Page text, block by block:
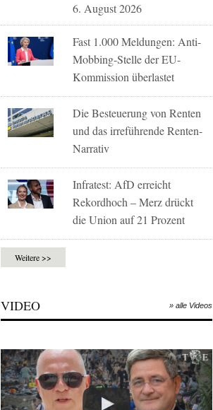
6. August 2026
Fast 1.000 Meldungen: Anti-
Mobbing-Stelle der EU-
Kommission überlastet
Die Besteuerung von Renten
und das irreführende Renten-
Narrativ
Infratest: AfD erreicht
Rekordhoch – Merz drückt
die Union auf 21 Prozent
Weitere >>
VIDEO » alle Videos